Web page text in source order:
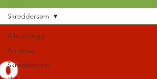
Alle innlegg
Annonse
Skreddersøm
Skreddersøm